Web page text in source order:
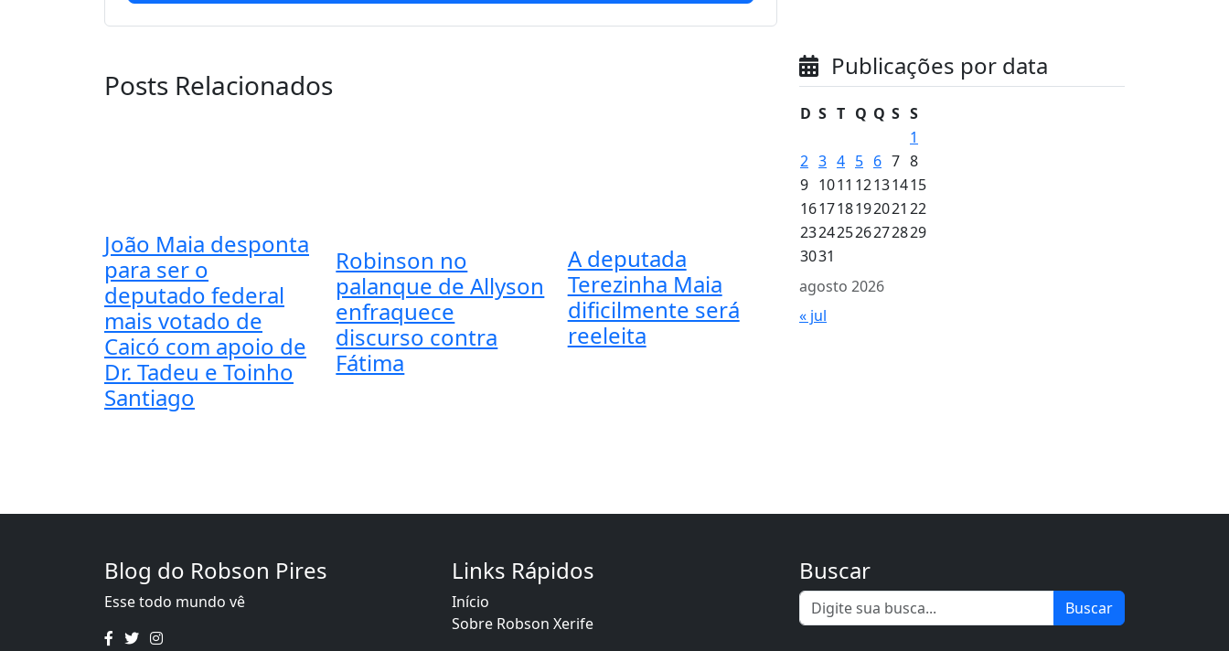
Posts Relacionados
João Maia desponta
para ser o
deputado federal
mais votado de
Caicó com apoio de
Dr. Tadeu e Toinho
Santiago
Robinson no
palanque de Allyson
enfraquece
discurso contra
Fátima
A deputada
Terezinha Maia
dificilmente será
reeleita
Publicações por data
agosto 2026
D S T Q Q S S
1
2 3 4 5 6 7 8
9 1011 12131415
161718192021 22
23242526272829
3031
« jul
Blog do Robson Pires
Esse todo mundo vê
Links Rápidos
Início
Sobre Robson Xerife
Buscar
Buscar